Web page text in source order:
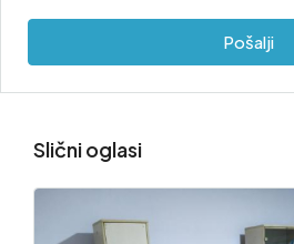
Pošalji
Slični oglasi